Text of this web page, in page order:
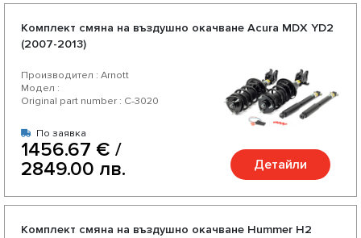
Комплект смяна на въздушно окачване Acura MDX YD2
(2007-2013)
Производител : Arnott
Модел :
Original part number : C-3020
По заявка
1456.67 € /
2849.00 лв.
Детайли
Комплект смяна на въздушно окачване Hummer H2